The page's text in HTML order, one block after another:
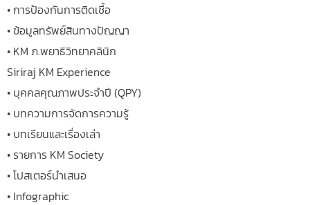
• การป้องกันการติดเชื้อ
• ข้อมูลทรัพย์สินทางปัญญา
• KM ภ.พยาธิวิทยาคลินิก
Siriraj KM Experience
• บุคคลคุณภาพประจำปี (QPY)
• บทความการจัดการความรู้
• บทเรียนและเรื่องเล่า
• รายการ KM Society
• โปสเตอร์นำเสนอ
• Infographic